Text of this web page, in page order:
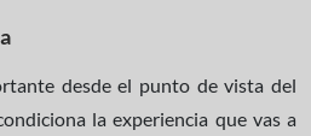
desde el punto de vista del
la experiencia que vas a